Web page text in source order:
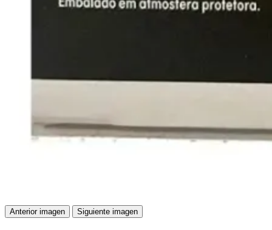
Anterior imagen Siguiente imagen